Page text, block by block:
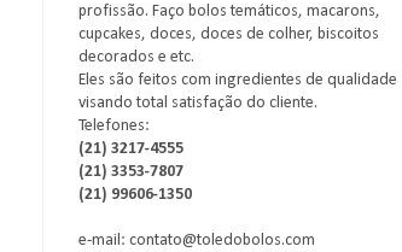
profissão. Faço bolos temáticos, macarons,
cupcakes, doces, doces de colher, biscoitos
decorados e etc.
Eles são feitos com ingredientes de qualidade
visando total satisfação do cliente.
Telefones:
(21) 3217-4555
(21) 3353-7807
(21) 99606-1350
e-mail: contato@toledobolos.com